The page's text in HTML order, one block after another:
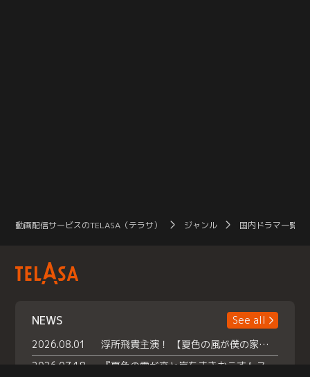
動画配信サービスのTELASA（テラサ） ジャンル 国内ドラマ一覧（
NEWS
See all
2026.08.01
浮所飛貴主演！ 【夏色の風が僕の家にやってきた】 本日よりテラサで独占配信スタート！
2026.07.18
『夏色の雲が恋と嵐をまきおこす』スペシャルメイキング 【Part1】2026年７月18日（土）23時30分～配信スタート！話題のシーンの裏側を大公開！豪華キャスト大集合！ 『武宮家 真夏の家族会議』開催！